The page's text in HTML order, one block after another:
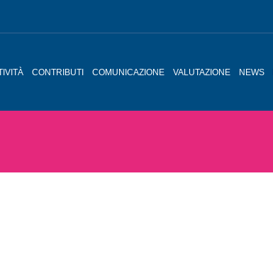
CONTRIBUTI COMUNICAZIONE VALUTAZIONE NEWS